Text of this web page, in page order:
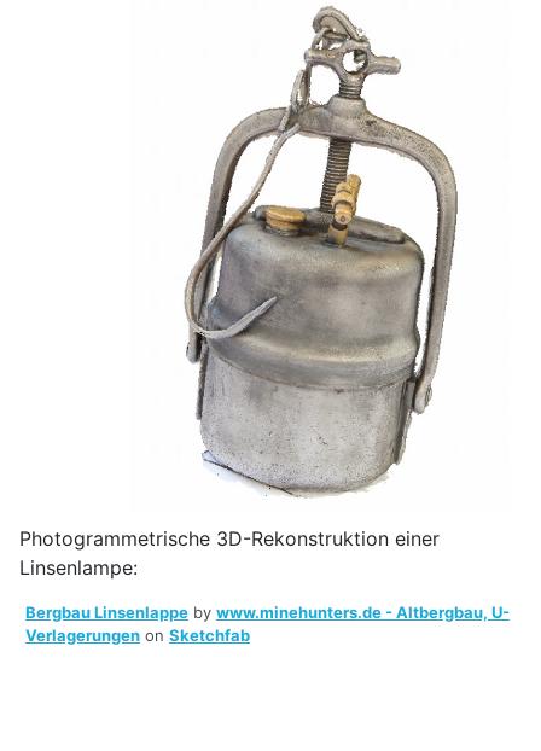
Photogrammetrische 3D-Rekonstruktion einer
Linsenlampe:
Bergbau Linsenlappe by www.minehunters.de - Altbergbau, U-
Verlagerungen on Sketchfab